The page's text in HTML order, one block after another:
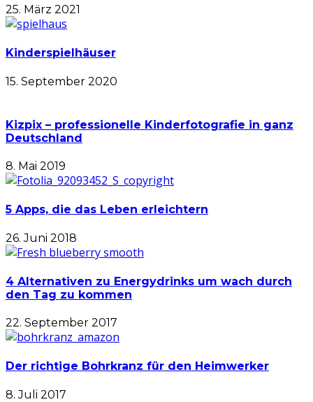
25. März 2021
Kinderspielhäuser
15. September 2020
Kizpix – professionelle Kinderfotografie in ganz
Deutschland
8. Mai 2019
5 Apps, die das Leben erleichtern
26. Juni 2018
4 Alternativen zu Energydrinks um wach durch
den Tag zu kommen
22. September 2017
Der richtige Bohrkranz für den Heimwerker
8. Juli 2017